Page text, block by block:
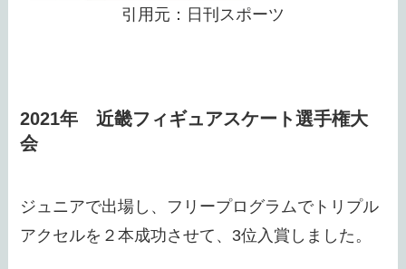
引用元：日刊スポーツ
2021年 近畿フィギュアスケート選手権大
会
ジュニアで出場し、フリープログラムでトリプル
アクセルを２本成功させて、3位入賞しました。